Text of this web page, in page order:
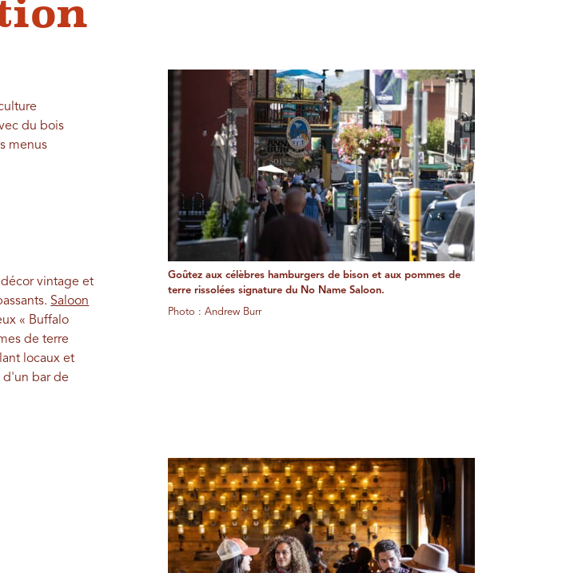
du bois
menus
vintage et
Saloon
« Buffalo
de terre
locaux et
bar de
Goûtez aux célèbres hamburgers de bison et aux pommes de
terre rissolées signature du No Name Saloon.
Photo : Andrew Burr